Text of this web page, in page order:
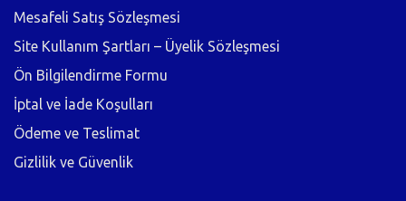
Mesafeli Satış Sözleşmesi
Site Kullanım Şartları – Üyelik Sözleşmesi
Ön Bilgilendirme Formu
İptal ve İade Koşulları
Ödeme ve Teslimat
Gizlilik ve Güvenlik